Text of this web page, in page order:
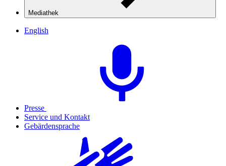
Mediathek
English
Presse
Service und Kontakt
Gebärdensprache